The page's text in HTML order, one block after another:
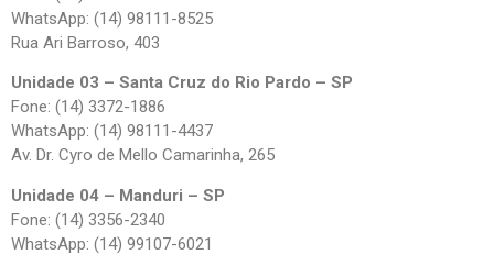
WhatsApp: (14) 98111-8525
Rua Ari Barroso, 403
Unidade 03 – Santa Cruz do Rio Pardo – SP
Fone: (14) 3372-1886
WhatsApp: (14) 98111-4437
Av. Dr. Cyro de Mello Camarinha, 265
Unidade 04 – Manduri – SP
Fone: (14) 3356-2340
WhatsApp: (14) 99107-6021